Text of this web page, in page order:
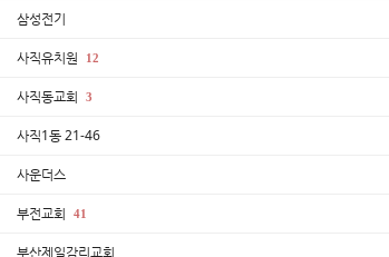
삼성전기
사직유치원 12
사직동교회 3
사직1동 21-46
사운더스
부전교회 41
부산제일감리교회